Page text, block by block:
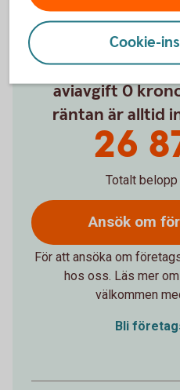
Genomsnittlig
inklusive
aviavgift 0
räntan är alltid
26
Totalt belopp
Ansök om
För att ansöka om
hos oss. Läs mer
välkommen
Bli
Cookie-